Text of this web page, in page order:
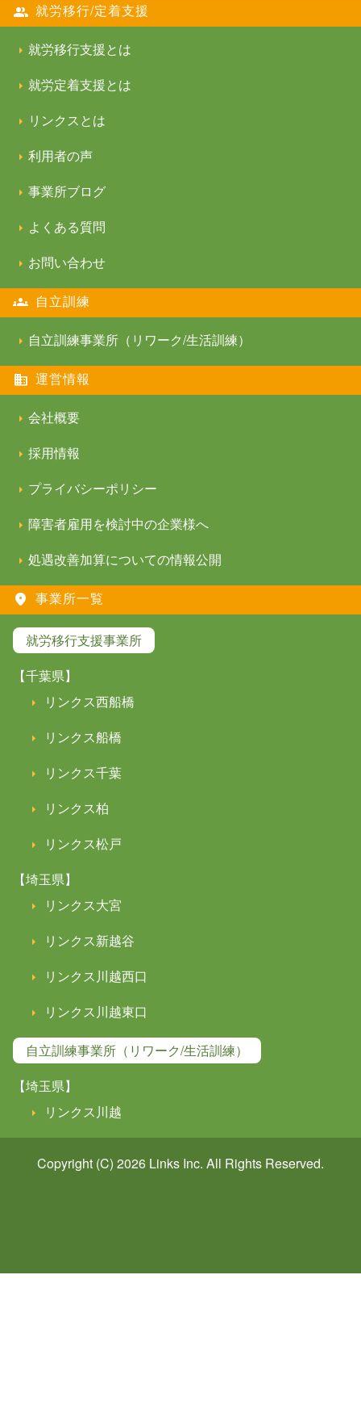
就労移行/定着支援
就労移行支援とは
就労定着支援とは
リンクスとは
利用者の声
事業所ブログ
よくある質問
お問い合わせ
自立訓練
自立訓練事業所（リワーク/生活訓練）
運営情報
会社概要
採用情報
プライバシーポリシー
障害者雇用を検討中の企業様へ
処遇改善加算についての情報公開
事業所一覧
就労移行支援事業所
【千葉県】
リンクス西船橋
リンクス船橋
リンクス千葉
リンクス柏
リンクス松戸
【埼玉県】
リンクス大宮
リンクス新越谷
リンクス川越西口
リンクス川越東口
自立訓練事業所（リワーク/生活訓練）
【埼玉県】
リンクス川越
Copyright (C) 2026 Links Inc. All Rights Reserved.